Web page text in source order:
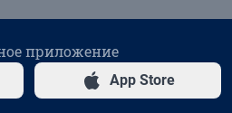
приложение
App Store